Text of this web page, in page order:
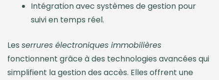
Intégration avec systèmes de gestion pour
suivi en temps réel.
Les serrures électroniques immobilières
fonctionnent grâce à des technologies avancées qui
simplifient la gestion des accès. Elles offrent une